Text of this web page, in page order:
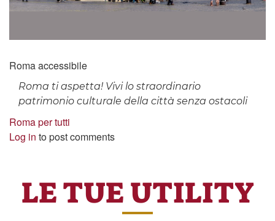
slide_0.jpg
Roma accessibile
Roma ti aspetta! Vivi lo straordinario
patrimonio culturale della città senza ostacoli
Roma per tutti
Log in to post comments
LE TUE UTILITY